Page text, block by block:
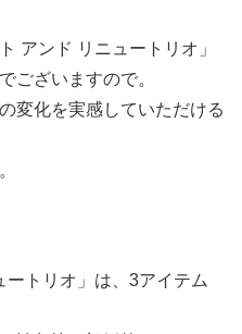
アンド リニュートリオ」
ございますので。
変化を実感していただける
ートリオ」は、3アイテム